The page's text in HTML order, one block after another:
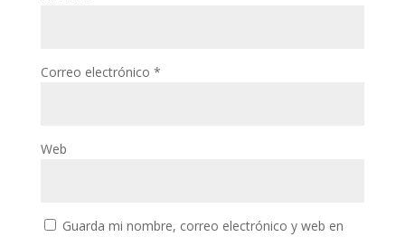
Correo electrónico *
Web
Guarda mi nombre, correo electrónico y web en